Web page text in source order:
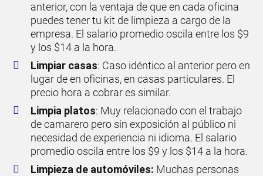
anterior, con la ventaja de que en cada oficina
puedes tener tu kit de limpieza a cargo de la
empresa. El salario promedio oscila entre los $9
y los $14 a la hora.
Limpiar casas: Caso idéntico al anterior pero en
lugar de en oficinas, en casas particulares. El
precio hora a cobrar es similar.
Limpia platos: Muy relacionado con el trabajo
de camarero pero sin exposición al público ni
necesidad de experiencia ni idioma. El salario
promedio oscila entre los $9 y los $14 a la hora.
Limpieza de automóviles: Muchas personas